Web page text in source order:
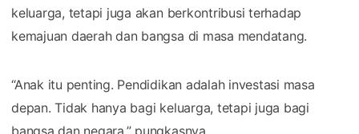
keluarga, tetapi juga akan berkontribusi terhadap
kemajuan daerah dan bangsa di masa mendatang.
“Anak itu penting. Pendidikan adalah investasi masa
depan. Tidak hanya bagi keluarga, tetapi juga bagi